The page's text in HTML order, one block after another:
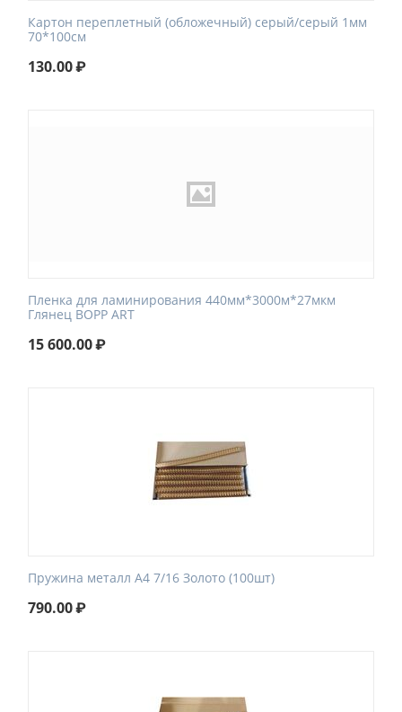
Картон переплетный (обложечный) серый/серый 1мм
70*100см
130.00₽
Пленка для ламинирования 440мм*3000м*27мкм
Глянец BOPP ART
15 600.00₽
Пружина металл А4 7/16 Золото (100шт)
790.00₽